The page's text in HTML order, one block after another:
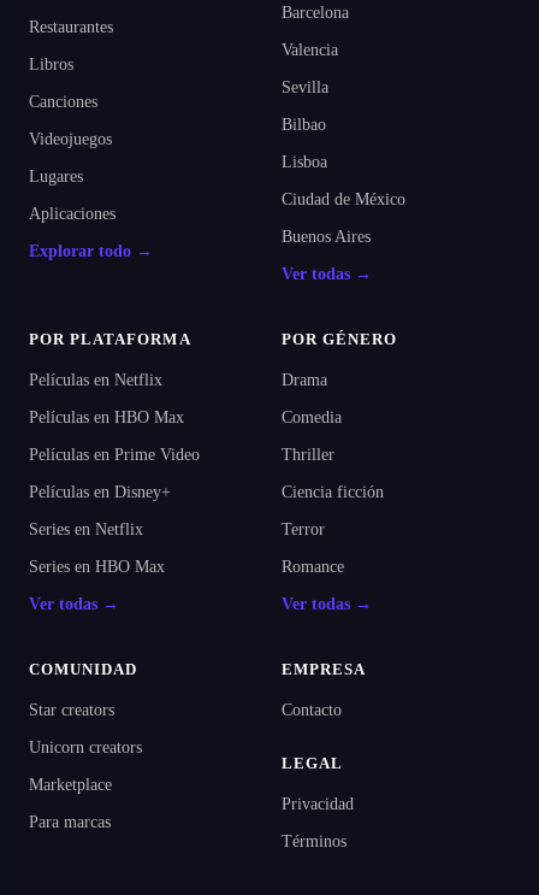
Restaurantes
Libros
Canciones
Videojuegos
Lugares
Aplicaciones
Explorar todo →
Barcelona
Valencia
Sevilla
Bilbao
Lisboa
Ciudad de México
Buenos Aires
Ver todas →
POR PLATAFORMA
Películas en Netflix
Películas en HBO Max
Películas en Prime Video
Películas en Disney+
Series en Netflix
Series en HBO Max
Ver todas →
POR GÉNERO
Drama
Comedia
Thriller
Ciencia ficción
Terror
Romance
Ver todas →
COMUNIDAD
Star creators
Unicorn creators
Marketplace
Para marcas
EMPRESA
Contacto
LEGAL
Privacidad
Términos